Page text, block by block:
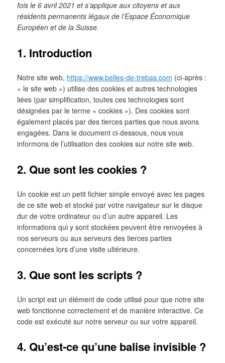
fois le 6 avril 2021 et s’applique aux citoyens et aux
résidents permanents légaux de l’Espace Économique
Européen et de la Suisse.
1. Introduction
Notre site web, https://www.belles-de-trebas.com (ci-après :
« le site web ») utilise des cookies et autres technologies
liées (par simplification, toutes ces technologies sont
désignées par le terme « cookies »). Des cookies sont
également placés par des tierces parties que nous avons
engagées. Dans le document ci-dessous, nous vous
informons de l’utilisation des cookies sur notre site web.
2. Que sont les cookies ?
Un cookie est un petit fichier simple envoyé avec les pages
de ce site web et stocké par votre navigateur sur le disque
dur de votre ordinateur ou d’un autre appareil. Les
informations qui y sont stockées peuvent être renvoyées à
nos serveurs ou aux serveurs des tierces parties
concernées lors d’une visite ultérieure.
3. Que sont les scripts ?
Un script est un élément de code utilisé pour que notre site
web fonctionne correctement et de manière interactive. Ce
code est exécuté sur notre serveur ou sur votre appareil.
4. Qu’est-ce qu’une balise invisible ?